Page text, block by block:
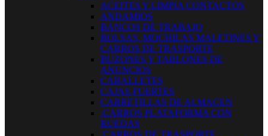
ACEITES Y LIMPIA CONTACTOS
ANDAMIOS
BANCOS DE TRABAJO
BOLSAS, MOCHILAS MALETINES Y
CARROS DE TRASPORTE
BUZONES Y TABLONES DE
ANUNCIOS
CABALLETES
CAJAS FUERTES
CARRETILLAS DE ALMACEN
.CARROS PLATAFORMA CON
RUEDAS